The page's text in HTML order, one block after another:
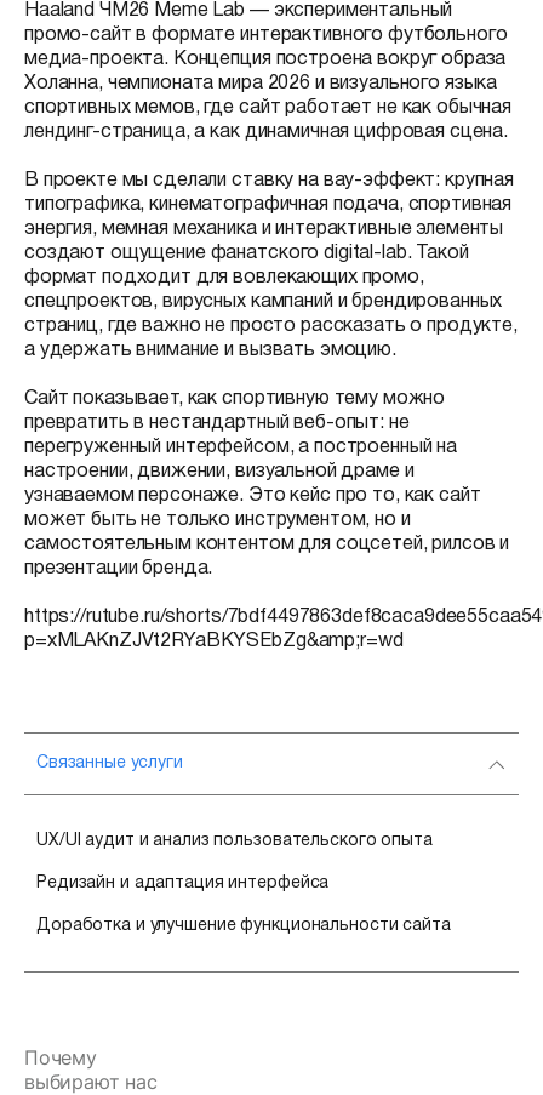
Haaland ЧМ26 Meme Lab — экспериментальный
промо-сайт в формате интерактивного футбольного
медиа-проекта. Концепция построена вокруг образа
Холанна, чемпионата мира 2026 и визуального языка
спортивных мемов, где сайт работает не как обычная
лендинг-страница, а как динамичная цифровая сцена.
В проекте мы сделали ставку на вау-эффект: крупная
типографика, кинематографичная подача, спортивная
энергия, мемная механика и интерактивные элементы
создают ощущение фанатского digital-lab. Такой
формат подходит для вовлекающих промо,
спецпроектов, вирусных кампаний и брендированных
страниц, где важно не просто рассказать о продукте,
а удержать внимание и вызвать эмоцию.
Сайт показывает, как спортивную тему можно
превратить в нестандартный веб-опыт: не
перегруженный интерфейсом, а построенный на
настроении, движении, визуальной драме и
узнаваемом персонаже. Это кейс про то, как сайт
может быть не только инструментом, но и
самостоятельным контентом для соцсетей, рилсов и
презентации бренда.
https://rutube.ru/shorts/
p=xMLAKnZJVt2RYaBKYSEbZg&amp;r=wd
Связанные услуги
UX/UI аудит и анализ пользовательского опыта
Редизайн и адаптация интерфейса
Доработка и улучшение функциональности сайта
Почему
выбирают нас